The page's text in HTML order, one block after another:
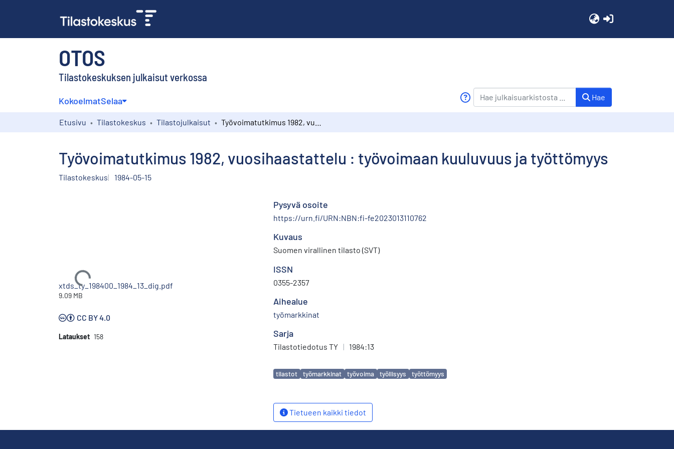
OTOS
Tilastokeskuksen julkaisut verkossa
KokoelmatSelaa Hae
Etusivu Tilastokeskus Tilastojulkaisut
Työvoimatutkimus 1982, vuosihaastattelu : työvoimaan kuuluvuus ja työttömyys
Tilastokeskus 1984-05-15
Ladataan...
xtds_ty_198400_1984_13_dig.pdf
9.09 MB
CC BY 4.0
Lataukset 158
Pysyvä osoite
https://urn.fi/URN:NBN:fi-fe2023013110762
Kuvaus
Suomen virallinen tilasto (SVT)
ISSN
0355-2357
Aihealue
työmarkkinat
Sarja
Tilastotiedotus TY | 1984:13
Avainsanat
tilastot työmarkkinat työvoima työllisyys työttömyys
Tietueen kaikki tiedot